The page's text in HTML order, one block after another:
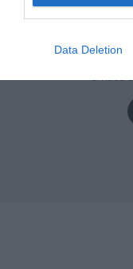
Data Deletion
W Dellu każdy wybór
a nasz